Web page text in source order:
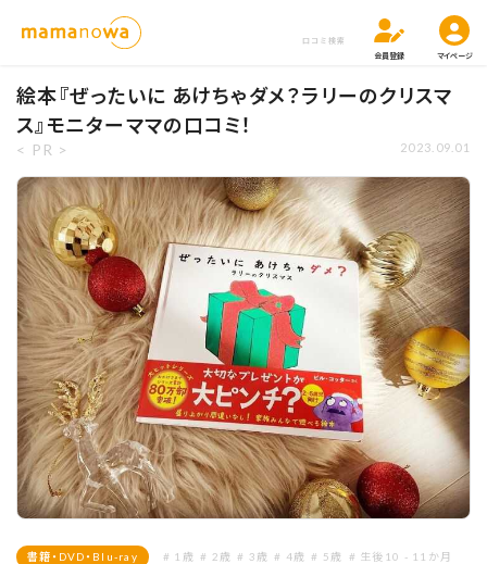
口コミ検索
会員登録
マイページ
絵本『ぜったいに あけちゃダメ？ラリーのクリスマ
ス』モニターママの口コミ！
< PR > 2023.09.01
書籍・DVD・Blu-ray # 1歳 # 2歳 # 3歳 # 4歳 # 5歳
# 生後10 - 11か月